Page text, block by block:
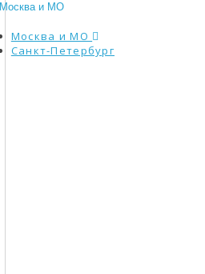
Москва и МО
Москва и МО
Санкт-Петербург